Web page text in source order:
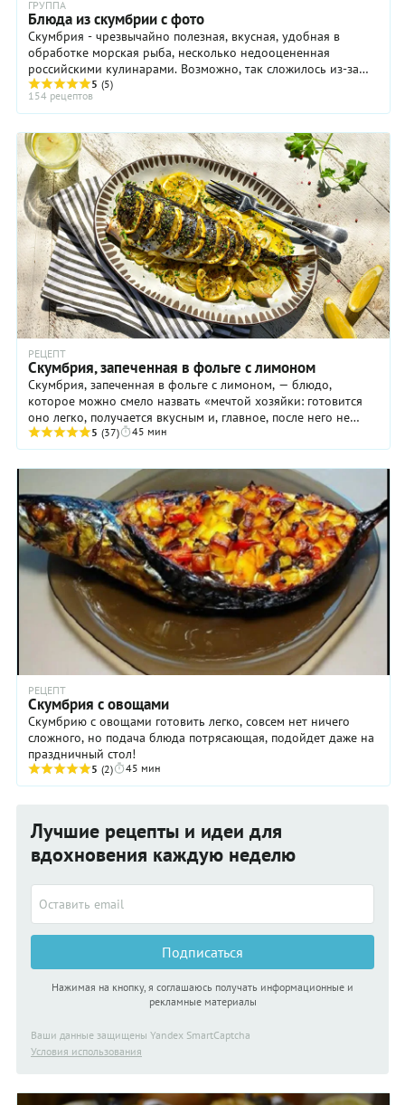
ГРУППА
Блюда из скумбрии с фото
Скумбрия - чрезвычайно полезная, вкусная, удобная в
обработке морская рыба, несколько недооцененная
российскими кулинарами. Возможно, так сложилось из-за
того, что практически невозможно купить ...
5 (5)
154 рецептов
РЕЦЕПТ
Скумбрия, запеченная в фольге с лимоном
Скумбрия, запеченная в фольге с лимоном, — блюдо,
которое можно смело назвать «мечтой хозяйки: готовится
оно легко, получается вкусным и, главное, после него не
надо мыть посуду! Последнее ...
5 (37) 45 мин
РЕЦЕПТ
Скумбрия с овощами
Скумбрию с овощами готовить легко, совсем нет ничего
сложного, но подача блюда потрясающая, подойдет даже на
праздничный стол!
5 (2) 45 мин
Лучшие рецепты и идеи для
вдохновения каждую неделю
Подписаться
Нажимая на кнопку, я соглашаюсь получать информационные и
рекламные материалы
Ваши данные защищены Yandex SmartCaptcha
Условия использования